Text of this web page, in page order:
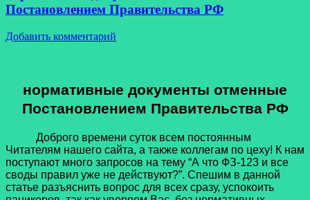
Постановлением Правительства РФ
Добавить комментарий
нормативные документы отменные
Постановлением Правительства РФ
Доброго времени суток всем постоянным
Читателям нашего сайта, а также коллегам по цеху! К нам
поступают много запросов на тему “А что ФЗ-123 и все
своды правил уже не действуют?”. Спешим в данной
статье разъяснить вопрос для всех сразу, успокоить